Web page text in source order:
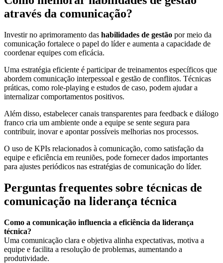
através da comunicação?
Investir no aprimoramento das habilidades de gestão por meio da
comunicação fortalece o papel do líder e aumenta a capacidade de
coordenar equipes com eficácia.
Uma estratégia eficiente é participar de treinamentos específicos que
abordem comunicação interpessoal e gestão de conflitos. Técnicas
práticas, como role-playing e estudos de caso, podem ajudar a
internalizar comportamentos positivos.
Além disso, estabelecer canais transparentes para feedback e diálogo
franco cria um ambiente onde a equipe se sente segura para
contribuir, inovar e apontar possíveis melhorias nos processos.
O uso de KPIs relacionados à comunicação, como satisfação da
equipe e eficiência em reuniões, pode fornecer dados importantes
para ajustes periódicos nas estratégias de comunicação do líder.
Perguntas frequentes sobre técnicas de
comunicação na liderança técnica
Como a comunicação influencia a eficiência da liderança
técnica?
Uma comunicação clara e objetiva alinha expectativas, motiva a
equipe e facilita a resolução de problemas, aumentando a
produtividade.